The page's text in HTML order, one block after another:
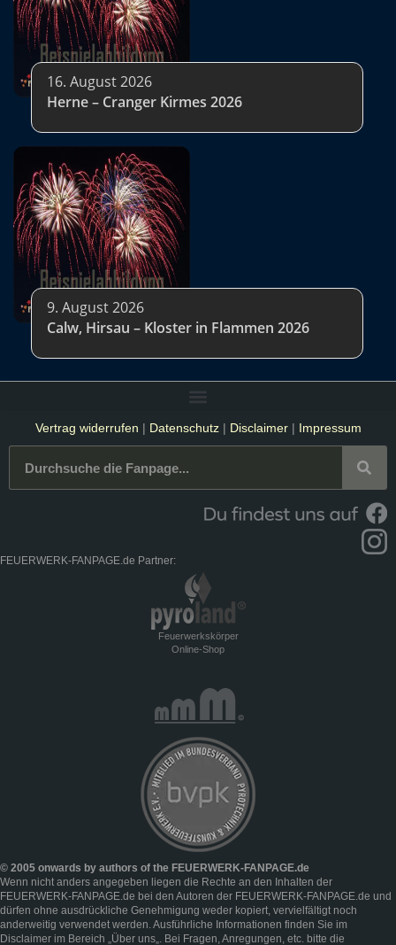
16. August 2026
Herne – Cranger Kirmes 2026
9. August 2026
Calw, Hirsau – Kloster in Flammen 2026
Vertrag widerrufen | Datenschutz| Disclaimer| Impressum
FEUERWERK-FANPAGE.de Partner:
Feuerwerkskörper
Online-Shop
© 2005 onwards by authors of the FEUERWERK-FANPAGE.de
Wenn nicht anders angegeben liegen die Rechte an den Inhalten der
FEUERWERK-FANPAGE.de bei den Autoren der FEUERWERK-FANPAGE.de und
dürfen ohne ausdrückliche Genehmigung weder kopiert, vervielfältigt noch
anderweitig verwendet werden. Ausführliche Informationen finden Sie im
Disclaimer im Bereich „ Über uns „. Bei Fragen, Anregungen, etc. bitte die